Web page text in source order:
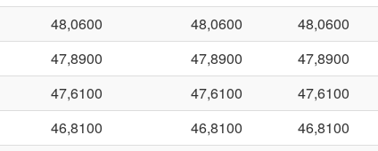
48,0600 48,0600 48,0600
47,8900 47,8900 47,8900
47,6100 47,6100 47,6100
46,8100 46,8100 46,8100